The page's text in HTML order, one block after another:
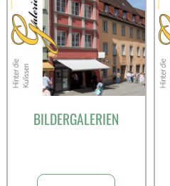
BILDERGALERIEN